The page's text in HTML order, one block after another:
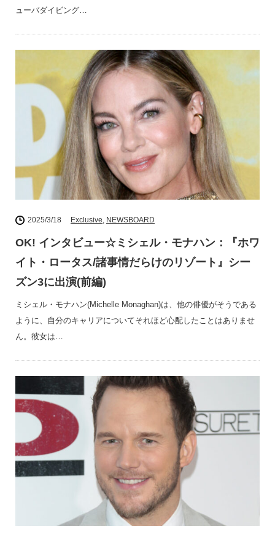
ューバダイビング…
2025/3/18 Exclusive, NEWSBOARD
OK! インタビュー☆ミシェル・モナハン：『ホワ
イト・ロータス/諸事情だらけのリゾート』シー
ズン3に出演(前編)
ミシェル・モナハン(Michelle Monaghan)は、他の俳優がそうである
ように、自分のキャリアについてそれほど心配したことはありませ
ん。彼女は…